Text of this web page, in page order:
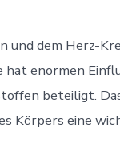
und dem Herz-
enormen
beteiligt.
Körpers eine